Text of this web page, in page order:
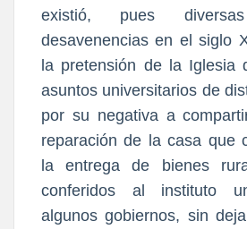
existió, pues
desavenencias en el siglo
la pretensión de la Iglesia
asuntos universitarios de
por su negativa a
reparación de la casa que
la entrega de bienes
conferidos al instituto
algunos gobiernos, sin